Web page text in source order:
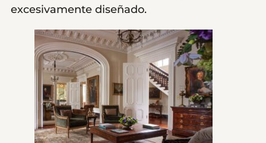
excesivamente diseñado.